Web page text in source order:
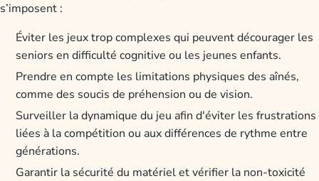
s’imposent :
Éviter les jeux trop complexes qui peuvent décourager les
seniors en difficulté cognitive ou les jeunes enfants.
Prendre en compte les limitations physiques des aînés,
comme des soucis de préhension ou de vision.
Surveiller la dynamique du jeu afin d'éviter les frustrations
liées à la compétition ou aux différences de rythme entre
générations.
Garantir la sécurité du matériel et vérifier la non-toxicité